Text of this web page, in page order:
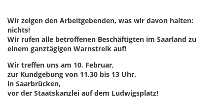
Wir zeigen den Arbeitgebenden, was wir davon halten:
nichts!
Wir rufen alle betroffenen Beschäftigten im Saarland zu
einem ganztägigen Warnstreik auf!
Wir treffen uns am 10. Februar,
zur Kundgebung von 11.30 bis 13 Uhr,
in Saarbrücken,
vor der Staatskanzlei auf dem Ludwigsplatz!